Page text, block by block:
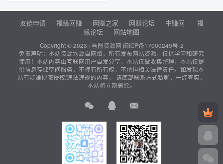
友链申请 福缘网赚 网赚之家 网赚论坛 中赚网
福
缘论坛
网站地图
Copyright © 2023 · 吾图资源网 闽ICP备17000249号-2
免责声明：本站资源均源自网络，所有发布网站资源，仅供学习和研究
使用！本站内容由互联网用户自发分享，本站仅做收集整理，本站仅提
供信息存储空间服务，不拥有所有权，不承担相关法律责任。如发现本
站有涉嫌抄袭侵权/违法违规的内容， 请底部联系方式私聊，一经查实，
本站将立刻删除。